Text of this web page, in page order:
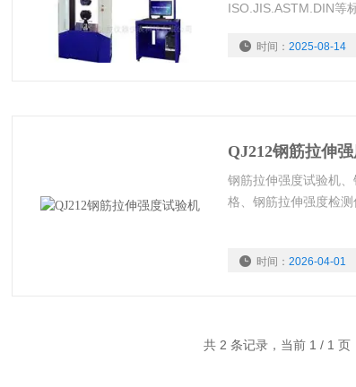
ISO.JIS.ASTM.DIN等
地都可以进行曲线遍
时间： 2025-08-14
QJ212钢筋拉伸
钢筋拉伸强度试验机
格、钢筋拉伸强度检
时间： 2026-04-01
共 2 条记录，当前 1 / 1